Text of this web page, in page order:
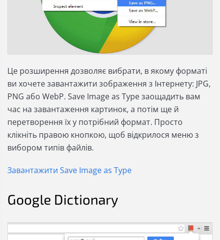
Це розширення дозволяє вибрати, в якому форматі
ви хочете завантажити зображення з Інтернету: JPG,
PNG або WebP. Save Image as Type заощадить вам
час на завантаження картинок, а потім ще й
перетворення їх у потрібний формат. Просто
клікніть правою кнопкою, щоб відкрилося меню з
вибором типів файлів.
Завантажити Save Image as Type
Google Dictionary